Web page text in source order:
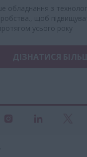
обладнання з
щоб
усього року